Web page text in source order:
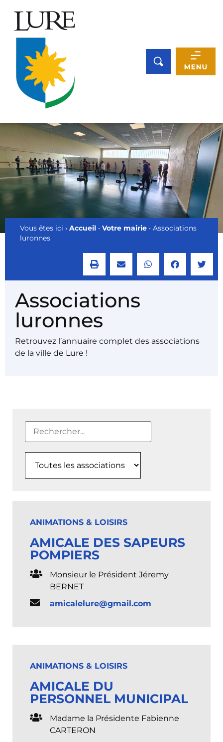
Vous êtes ici › Accueil • Votre mairie • Associations
luronnes
Associations
luronnes
Retrouvez l’annuaire complet des associations
de la ville de Lure !
ANIMATIONS & LOISIRS
AMICALE DES SAPEURS
POMPIERS
Monsieur le Président Jéremy
BERNET
amicalelure@gmail.com
ANIMATIONS & LOISIRS
AMICALE DU
PERSONNEL MUNICIPAL
Madame la Présidente Fabienne
CARTERON